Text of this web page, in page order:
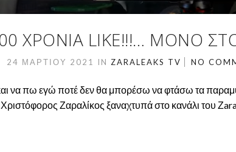
ΧΡΌΝΙΑ LIKE!!!… ΜΌΝΟ ΣΤΟ
24 ΜΑΡΤΊΟΥ 2021 IN ZARALEAKS TV NO
να πω εγώ ποτέ δεν θα μπορέσω να φτάσω τα
Ζαραλίκος ξαναχτυπά στο κανάλι του